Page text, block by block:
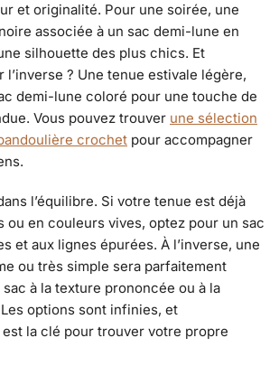
et originalité. Pour une soirée, une
associée à un sac demi-lune en
silhouette des plus chics. Et
l’inverse ? Une tenue estivale légère,
demi-lune coloré pour une touche de
Vous pouvez trouver une sélection
crochet pour accompagner
l’équilibre. Si votre tenue est déjà
ou en couleurs vives, optez pour un sac
et aux lignes épurées. À l’inverse, une
ou très simple sera parfaitement
à la texture prononcée ou à la
options sont infinies, et
est la clé pour trouver votre propre